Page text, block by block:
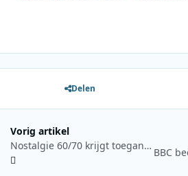
Delen
Vorig artikel
Nostalgie 60/70 krijgt toegang tot landelijk DAB+ netwerk in Frankrijk